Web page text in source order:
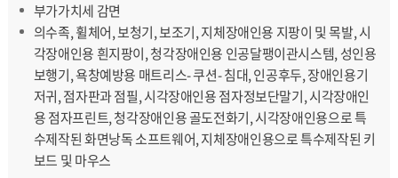
부가가치세 감면
의수족, 휠체어, 보청기, 보조기, 지체장애인용 지팡이 및 목발, 시
각장애인용 흰지팡이, 청각장애인용 인공달팽이관시스템, 성인용
보행기, 욕창예방용 매트리스- 쿠션- 침대, 인공후두, 장애인용기
저귀, 점자판과 점필, 시각장애인용 점자정보단말기, 시각장애인
용 점자프린트, 청각장애인용 골도전화기, 시각장애인용으로 특
수제작된 화면낭독 소프트웨어, 지체장애인용으로 특수제작된 키
보드 및 마우스